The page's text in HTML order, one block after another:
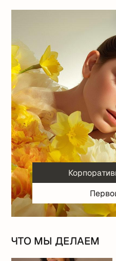
ЧТО МЫ ДЕЛАЕМ